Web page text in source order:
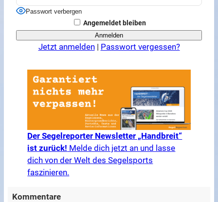
Passwort verbergen
Angemeldet bleiben
Jetzt anmelden| Passwort vergessen?
Der Segelreporter Newsletter „Handbreit“
ist zurück! Melde dich jetzt an und lasse
dich von der Welt des Segelsports
faszinieren.
Kommentare